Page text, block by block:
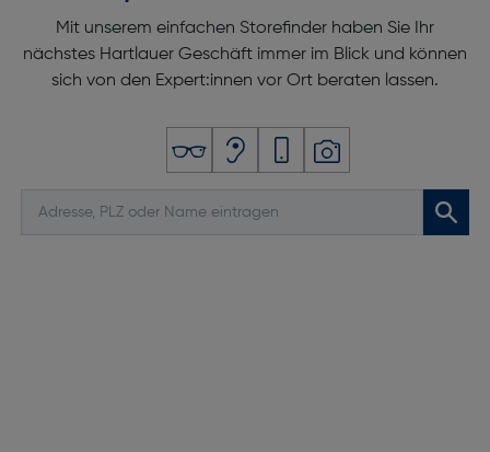
Mit unserem einfachen Storefinder haben Sie Ihr
nächstes Hartlauer Geschäft immer im Blick und können
sich von den Expert:innen vor Ort beraten lassen.